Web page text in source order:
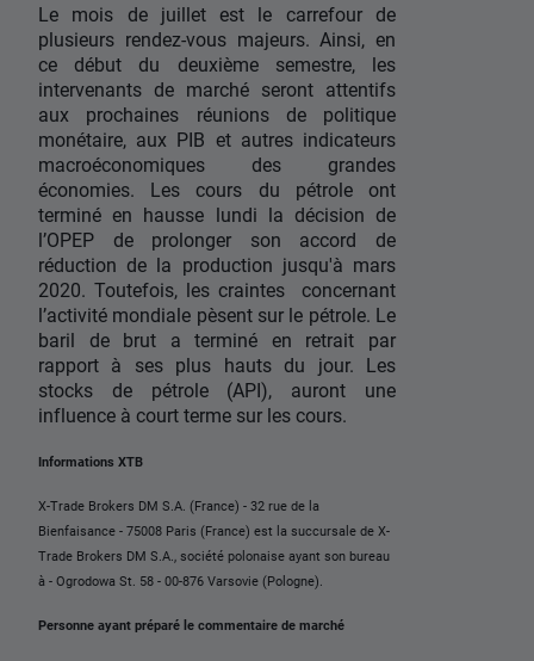
Le mois de juillet est le carrefour de
plusieurs rendez-vous majeurs. Ainsi, en
ce début du deuxième semestre, les
intervenants de marché seront attentifs
aux prochaines réunions de politique
monétaire, aux PIB et autres indicateurs
macroéconomiques des grandes
économies. Les cours du pétrole ont
terminé en hausse lundi la décision de
l’OPEP de prolonger son accord de
réduction de la production jusqu'à mars
2020. Toutefois, les craintes concernant
l’activité mondiale pèsent sur le pétrole. Le
baril de brut a terminé en retrait par
rapport à ses plus hauts du jour. Les
stocks de pétrole (API), auront une
influence à court terme sur les cours.
Informations XTB
X-Trade Brokers DM S.A. (France) - 32 rue de la
Bienfaisance - 75008 Paris (France) est la succursale de X-
Trade Brokers DM S.A., société polonaise ayant son bureau
à - Ogrodowa St. 58 - 00-876 Varsovie (Pologne).
Personne ayant préparé le commentaire de marché